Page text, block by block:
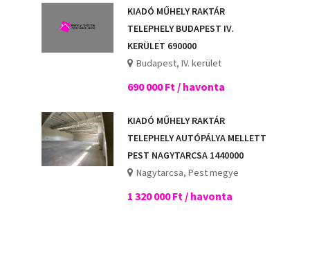
KIADÓ MŰHELY RAKTÁR
TELEPHELY BUDAPEST IV.
KERÜLET 690000
Budapest, IV. kerület
690 000 Ft / havonta
KIADÓ MŰHELY RAKTÁR
TELEPHELY AUTÓPÁLYA MELLETT
PEST NAGYTARCSA 1440000
Nagytarcsa, Pest megye
1 320 000 Ft / havonta